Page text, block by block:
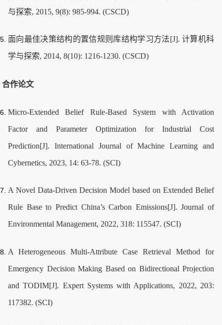
与探索, 2015, 9(8): 985-994. (CSCD)
面向最佳决策结构的置信规则库结构学习方法[J]. 计算机科
学与探索, 2014, 8(10): 1216-1230. (CSCD)
作论文
Micro-Extended Belief Rule-Based System with Activation
Factor and Parameter Optimization for Industrial Cost
Prediction[J]. International Journal of Machine Learning and
Cybernetics, 2023, 14: 63-78. (SCI)
A Novel Data-Driven Decision Model based on Extended Belief
Rule Base to Predict China’s Carbon Emissions[J]. Journal of
Environmental Management, 2022, 318: 115547. (SCI)
A Heterogeneous Multi-Attribute Case Retrieval Method for
Emergency Decision Making Based on Bidirectional Projection
and TODIM[J]. Expert Systems with Applications, 2022, 203:
117382. (SCI)